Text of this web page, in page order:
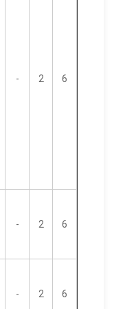
- 2 6
- 2 6
- 2 6